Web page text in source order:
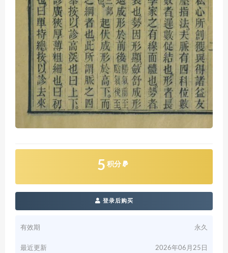
5 积分
登录后购买
有效期 永久
最近更新 2026年06月25日